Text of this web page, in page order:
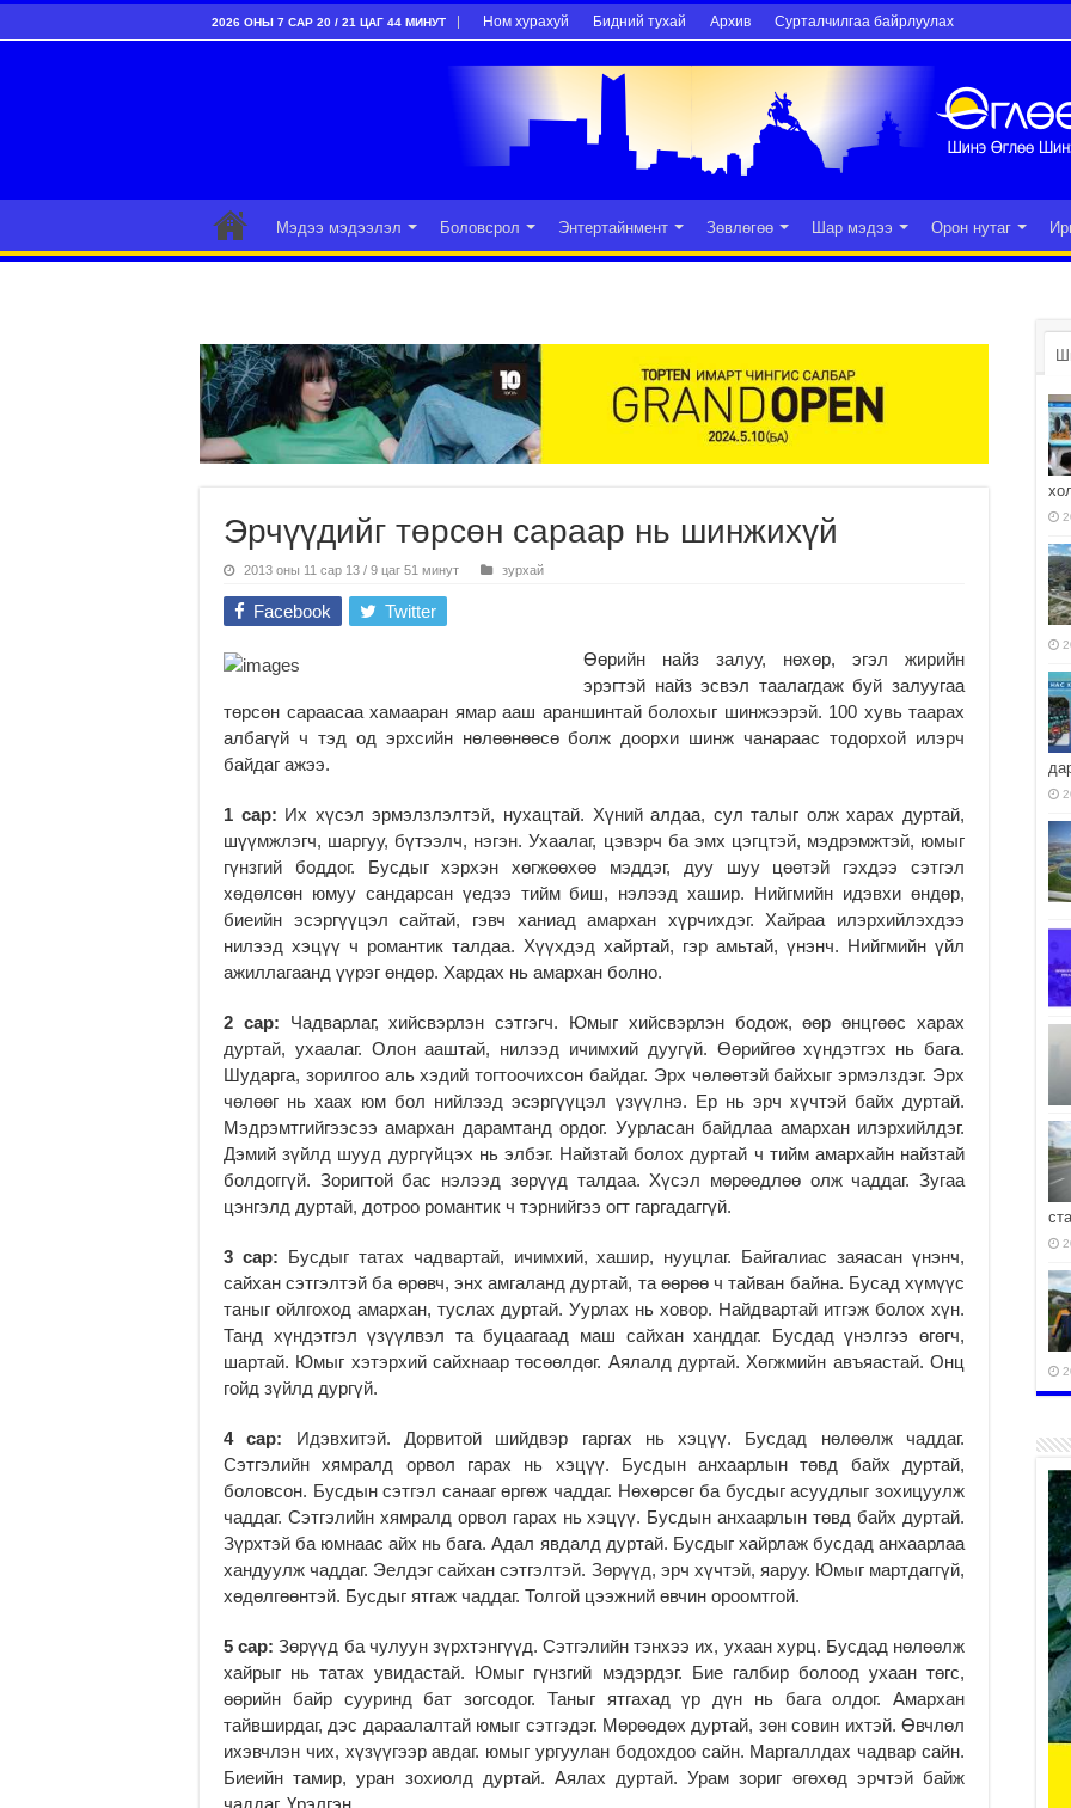
2026 ОНЫ 7 САР 20 / 21 ЦАГ 44 МИНУТ Ном хурахуй Бидний тухай Архив Сурталчилгаа байрлуулах
Мэдээ мэдээлэл Боловсрол Энтертайнмент Зөвлөгөө Шар мэдээ Орон нутаг
Эрчүүдийг төрсөн сараар нь шинжихүй
2013 оны 11 сар 13 / 9 цаг 51 минут зурхай
Facebook Twitter
Өөрийн найз залуу, нөхөр, эгэл жирийн
эрэгтэй найз эсвэл таалагдаж буй залуугаа
төрсөн сараасаа хамааран ямар ааш араншинтай болохыг шинжээрэй. 100 хувь таарах
албагүй ч тэд од эрхсийн нөлөөнөөсө болж доорхи шинж чанараас тодорхой илэрч
байдаг ажээ.
1 сар: Их хүсэл эрмэлзлэлтэй, нухацтай. Хүний алдаа, сул талыг олж харах дуртай,
шүүмжлэгч, шаргуу, бүтээлч, нэгэн. Ухаалаг, цэвэрч ба эмх цэгцтэй, мэдрэмжтэй, юмыг
гүнзгий боддог. Бусдыг хэрхэн хөгжөөхөө мэддэг, дуу шуу цөөтэй гэхдээ сэтгэл
хөдөлсөн юмуу сандарсан үедээ тийм биш, нэлээд хашир. Нийгмийн идэвхи өндөр,
биеийн эсэргүүцэл сайтай, гэвч ханиад амархан хүрчихдэг. Хайраа илэрхийлэхдээ
нилээд хэцүү ч романтик талдаа. Хүүхдэд хайртай, гэр амьтай, үнэнч. Нийгмийн үйл
ажиллагаанд үүрэг өндөр. Хардах нь амархан болно.
2 сар: Чадварлаг, хийсвэрлэн сэтгэгч. Юмыг хийсвэрлэн бодож, өөр өнцгөөс харах
дуртай, ухаалаг. Олон ааштай, нилээд ичимхий дуугүй. Өөрийгөө хүндэтгэх нь бага.
Шударга, зорилгоо аль хэдий тогтоочихсон байдаг. Эрх чөлөөтэй байхыг эрмэлздэг. Эрх
чөлөөг нь хаах юм бол нийлээд эсэргүүцэл үзүүлнэ. Ер нь эрч хүчтэй байх дуртай.
Мэдрэмтгийгээсээ амархан дарамтанд ордог. Уурласан байдлаа амархан илэрхийлдэг.
Дэмий зүйлд шууд дургүйцэх нь элбэг. Найзтай болох дуртай ч тийм амархайн найзтай
болдоггүй. Зоригтой бас нэлээд зөрүүд талдаа. Хүсэл мөрөөдлөө олж чаддаг. Зугаа
цэнгэлд дуртай, дотроо романтик ч тэрнийгээ огт гаргадаггүй.
3 сар: Бусдыг татах чадвартай, ичимхий, хашир, нууцлаг. Байгалиас заяасан үнэнч,
сайхан сэтгэлтэй ба өрөвч, энх амгаланд дуртай, та өөрөө ч тайван байна. Бусад хүмүүс
таныг ойлгоход амархан, туслах дуртай. Уурлах нь ховор. Найдвартай итгэж болох хүн.
Танд хүндэтгэл үзүүлвэл та буцаагаад маш сайхан ханддаг. Бусдад үнэлгээ өгөгч,
шартай. Юмыг хэтэрхий сайхнаар төсөөлдөг. Аялалд дуртай. Хөгжмийн авъяастай. Онц
гойд зүйлд дургүй.
4 сар: Идэвхитэй. Дорвитой шийдвэр гаргах нь хэцүү. Бусдад нөлөөлж чаддаг.
Сэтгэлийн хямралд орвол гарах нь хэцүү. Бусдын анхаарлын төвд байх дуртай,
боловсон. Бусдын сэтгэл санааг өргөж чаддаг. Нөхөрсөг ба бусдыг асуудлыг зохицуулж
чаддаг. Сэтгэлийн хямралд орвол гарах нь хэцүү. Бусдын анхаарлын төвд байх дуртай.
Зүрхтэй ба юмнаас айх нь бага. Адал явдалд дуртай. Бусдыг хайрлаж бусдад анхаарлаа
хандуулж чаддаг. Эелдэг сайхан сэтгэлтэй. Зөрүүд, эрч хүчтэй, яаруу. Юмыг мартдаггүй,
хөдөлгөөнтэй. Бусдыг ятгаж чаддаг. Толгой цээжний өвчин ороомтгой.
5 сар:Зөрүүд ба чулуун зүрхтэнгүүд. Сэтгэлийн тэнхээ их, ухаан хурц. Бусдад нөлөөлж
хайрыг нь татах увидастай. Юмыг гүнзгий мэдэрдэг. Бие галбир болоод ухаан төгс,
өөрийн байр сууринд бат зогсодог. Таныг ятгахад үр дүн нь бага олдог. Амархан
тайвширдаг, дэс дараалалтай юмыг сэтгэдэг. Мөрөөдөх дуртай, зөн совин ихтэй. Өвчлөл
ихэвчлэн чих, хүзүүгээр авдаг. юмыг ургуулан бодохдоо сайн. Маргаллдах чадвар сайн.
Биеийн тамир, уран зохиолд дуртай. Аялах дуртай. Урам зориг өгөхөд эрчтэй байж
чаддаг. Үрэлгэн.